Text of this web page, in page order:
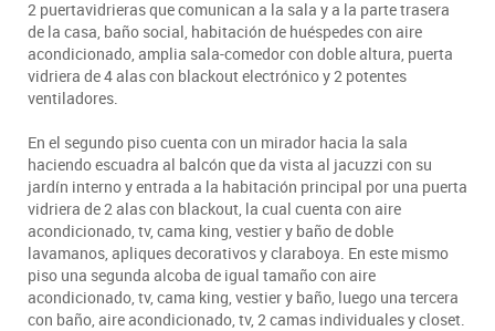
2 puertavidrieras que comunican a la sala y a la parte trasera
de la casa, baño social, habitación de huéspedes con aire
acondicionado, amplia sala-comedor con doble altura, puerta
vidriera de 4 alas con blackout electrónico y 2 potentes
ventiladores.
En el segundo piso cuenta con un mirador hacia la sala
haciendo escuadra al balcón que da vista al jacuzzi con su
jardín interno y entrada a la habitación principal por una puerta
vidriera de 2 alas con blackout, la cual cuenta con aire
acondicionado, tv, cama king, vestier y baño de doble
lavamanos, apliques decorativos y claraboya. En este mismo
piso una segunda alcoba de igual tamaño con aire
acondicionado, tv, cama king, vestier y baño, luego una tercera
con baño, aire acondicionado, tv, 2 camas individuales y closet.